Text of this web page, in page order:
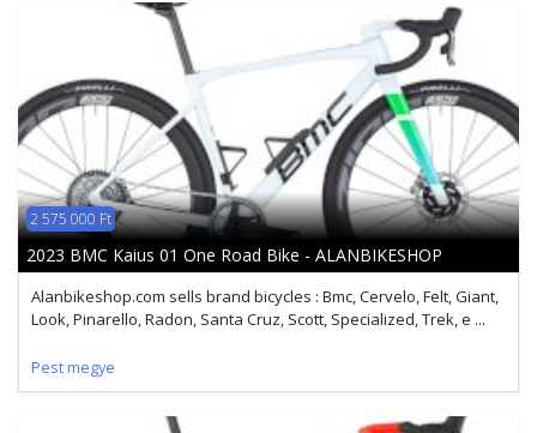
2 575 000 Ft
2023 BMC Kaius 01 One Road Bike - ALANBIKESHOP
Alanbikeshop.com sells brand bicycles : Bmc, Cervelo, Felt, Giant,
Look, Pinarello, Radon, Santa Cruz, Scott, Specialized, Trek, e ...
Pest megye